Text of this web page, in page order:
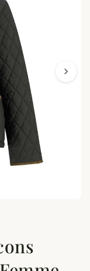
chevron_right